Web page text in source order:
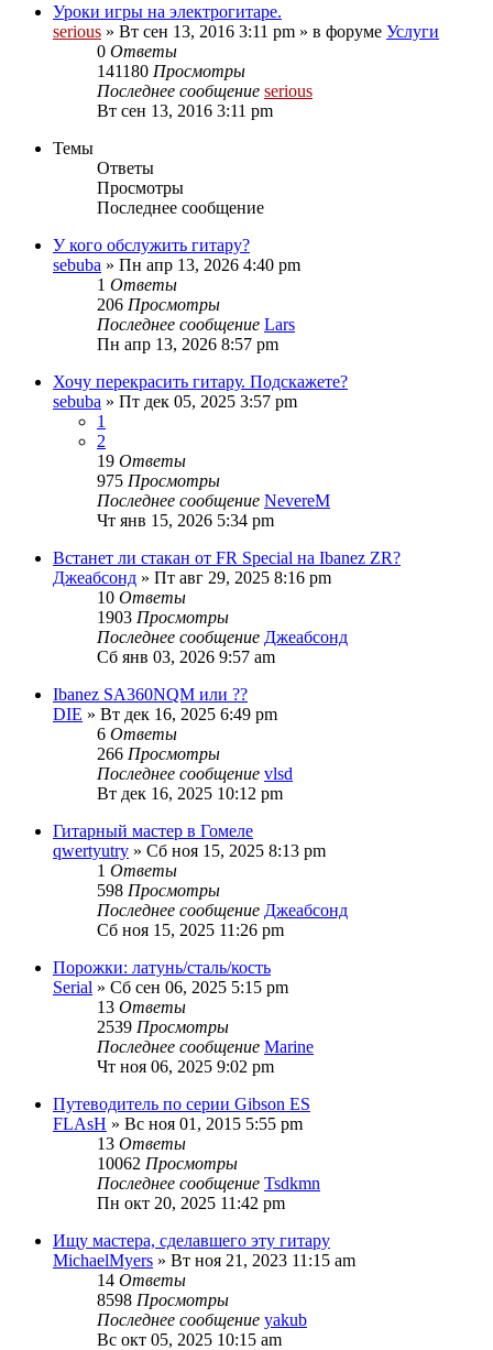
Уроки игры на электрогитаре.
serious » Вт сен 13, 2016 3:11 pm » в форуме Услуги
0 Ответы
141180 Просмотры
Последнее сообщение serious
Вт сен 13, 2016 3:11 pm
Темы
Ответы
Просмотры
Последнее сообщение
У кого обслужить гитару?
sebuba » Пн апр 13, 2026 4:40 pm
1 Ответы
206 Просмотры
Последнее сообщение Lars
Пн апр 13, 2026 8:57 pm
Хочу перекрасить гитару. Подскажете?
sebuba » Пт дек 05, 2025 3:57 pm
1
2
19 Ответы
975 Просмотры
Последнее сообщение NevereM
Чт янв 15, 2026 5:34 pm
Встанет ли стакан от FR Special на Ibanez ZR?
Джеабсонд » Пт авг 29, 2025 8:16 pm
10 Ответы
1903 Просмотры
Последнее сообщение Джеабсонд
Сб янв 03, 2026 9:57 am
Ibanez SA360NQM или ??
DIE » Вт дек 16, 2025 6:49 pm
6 Ответы
266 Просмотры
Последнее сообщение vlsd
Вт дек 16, 2025 10:12 pm
Гитарный мастер в Гомеле
qwertyutry » Сб ноя 15, 2025 8:13 pm
1 Ответы
598 Просмотры
Последнее сообщение Джеабсонд
Сб ноя 15, 2025 11:26 pm
Порожки: латунь/сталь/кость
Serial » Сб сен 06, 2025 5:15 pm
13 Ответы
2539 Просмотры
Последнее сообщение Marine
Чт ноя 06, 2025 9:02 pm
Путеводитель по серии Gibson ES
FLAsH » Вс ноя 01, 2015 5:55 pm
13 Ответы
10062 Просмотры
Последнее сообщение Tsdkmn
Пн окт 20, 2025 11:42 pm
Ищу мастера, сделавшего эту гитару
MichaelMyers » Вт ноя 21, 2023 11:15 am
14 Ответы
8598 Просмотры
Последнее сообщение yakub
Вс окт 05, 2025 10:15 am